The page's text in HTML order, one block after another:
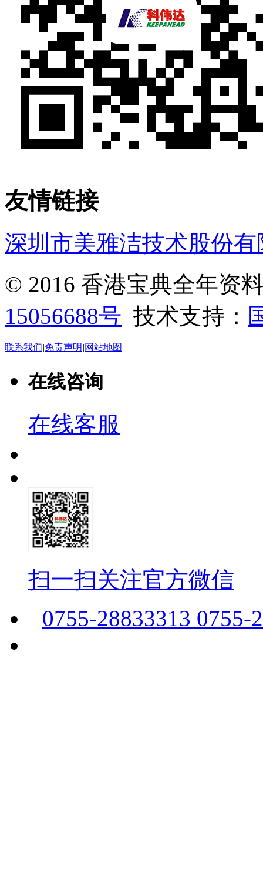
友情链接
深圳市美雅洁技术股份有
© 2016 香港宝典全年资
15056688号 技术支持：
联系我们|免责声明 |网站地图
在线咨询
在线客服
扫一扫关注官方微信
0755-28833313 0755-